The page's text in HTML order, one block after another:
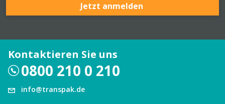
Jetzt anmelden
Kontaktieren Sie uns
0800 210 0 210
info@transpak.de